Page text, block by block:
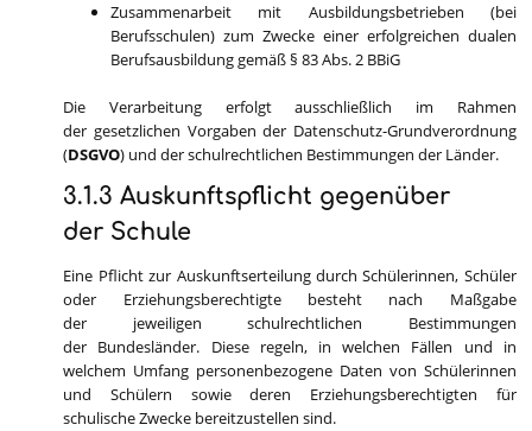
Zusammenarbeit mit Ausbildungsbetrieben (bei
Berufsschulen) zum Zwecke einer erfolgreichen dualen
Berufsausbildung gemäß § 83 Abs. 2 BBiG
Die Verarbeitung erfolgt ausschließlich im Rahmen
der gesetzlichen Vorgaben der Datenschutz-Grundverordnung
(DSGVO) und der schulrechtlichen Bestimmungen der Länder.
3.1.3 Auskunftspflicht gegenüber
der Schule
Eine Pflicht zur Auskunftserteilung durch Schülerinnen, Schüler
oder Erziehungsberechtigte besteht nach Maßgabe
der jeweiligen schulrechtlichen Bestimmungen
der Bundesländer. Diese regeln, in welchen Fällen und in
welchem Umfang personenbezogene Daten von Schülerinnen
und Schülern sowie deren Erziehungsberechtigten für
schulische Zwecke bereitzustellen sind.